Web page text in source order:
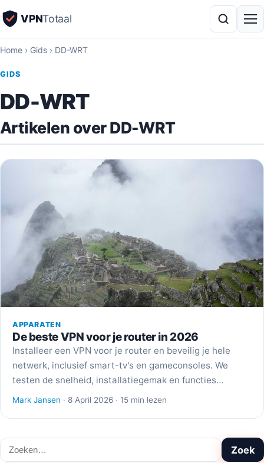
VPNTotaal
Home › Gids › DD-WRT
GIDS
DD-WRT
Artikelen over DD-WRT
APPARATEN
De beste VPN voor je router in 2026
Installeer een VPN voor je router en beveilig je hele
netwerk, inclusief smart-tv's en gameconsoles. We
testen de snelheid, installatiegemak en functies…
Mark Jansen · 8 April 2026 · 15 min lezen
Zoeken Zoek